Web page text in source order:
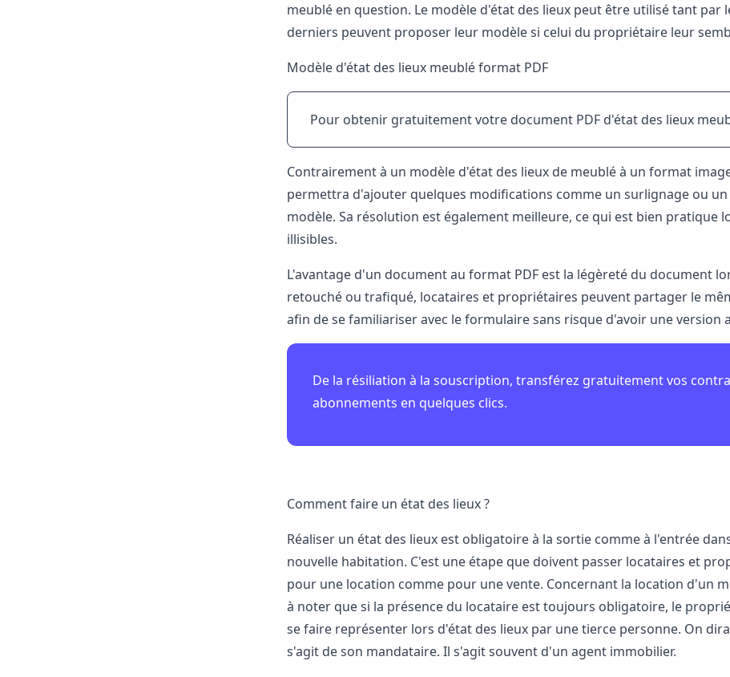
meublé en question. Le modèle d'état des lieux peut être utilisé tant
derniers peuvent proposer leur modèle si celui du propriétaire leur
Modèle d'état des lieux meublé format PDF
Pour obtenir gratuitement votre document PDF d'état des lieux
Contrairement à un modèle d'état des lieux de meublé à un format
permettra d'ajouter quelques modifications comme un surlignage ou
modèle. Sa résolution est également meilleure, ce qui est bien
illisibles.
L'avantage d'un document au format PDF est la légèreté du document
retouché ou trafiqué, locataires et propriétaires peuvent partager le
afin de se familiariser avec le formulaire sans risque d'avoir une version
De la résiliation à la souscription, transférez gratuitement vos
abonnements en quelques clics.
Comment faire un état des lieux ?
Réaliser un état des lieux est obligatoire à la sortie comme à l'entrée
nouvelle habitation. C'est une étape que doivent passer locataires et
pour une location comme pour une vente. Concernant la location d'un
à noter que si la présence du locataire est toujours obligatoire, le
se faire représenter lors d'état des lieux par une tierce personne. On
s'agit de son mandataire. Il s'agit souvent d'un agent immobilier.